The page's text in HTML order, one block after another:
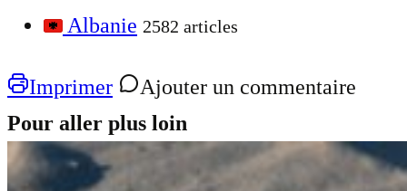
Albanie 2582 articles
Imprimer
Ajouter un commentaire
Pour aller plus loin